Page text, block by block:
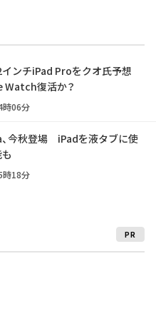
インチiPad Proをクオ氏予想
Watch復活か？
時06分
今秋登場 iPadを液タブに使
時18分
PR